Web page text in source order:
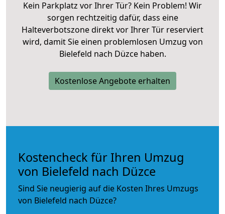
Kein Parkplatz vor Ihrer Tür? Kein Problem! Wir
sorgen rechtzeitig dafür, dass eine
Halteverbotszone direkt vor Ihrer Tür reserviert
wird, damit Sie einen problemlosen Umzug von
Bielefeld nach Düzce haben.
Kostenlose Angebote erhalten
Kostencheck für Ihren Umzug
von Bielefeld nach Düzce
Sind Sie neugierig auf die Kosten Ihres Umzugs
von Bielefeld nach Düzce?